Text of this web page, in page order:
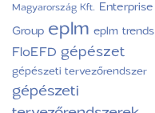
Magyarország Kft. Enterprise
Group eplm eplm trends
FloEFD gépészet
gépészeti tervezőrendszer
gépészeti